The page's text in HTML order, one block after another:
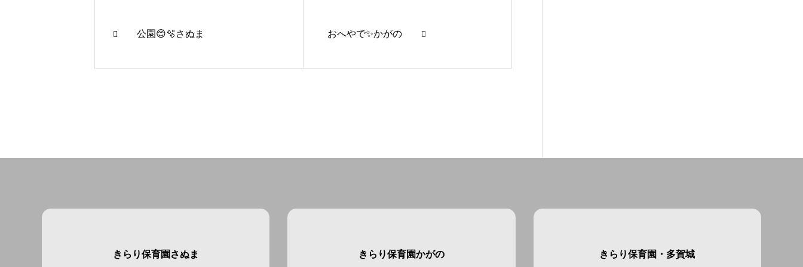
公園😊🫧さぬま おへやで✨かがの
きらり保育園さぬま きらり保育園かがの きらり保育園・多賀城